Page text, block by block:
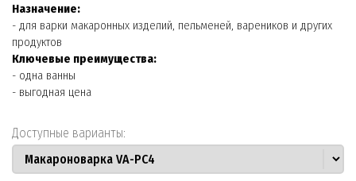
Назначение:
- для варки макаронных изделий, пельменей, вареников и других
продуктов
Ключевые преимущества:
- одна ванны
- выгодная цена
Доступные варианты: